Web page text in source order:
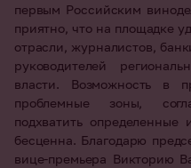
первым Российским
приятно, что на площадке
отрасли, журналистов,
руководителей
власти. Возможность в
проблемные зоны,
подхватить
бесценна. Благодарю
вице-премьера Викторию